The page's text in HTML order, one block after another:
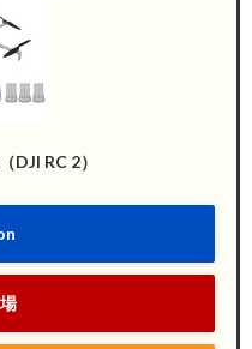
RC 2）